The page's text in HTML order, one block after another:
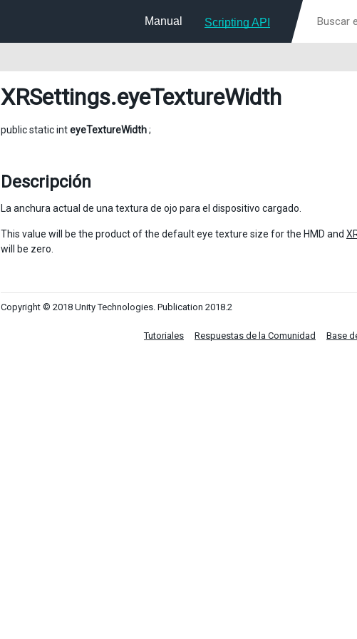
Manual Scripting API
XRSettings.eyeTextureWidth
public static inteyeTextureWidth;
Descripción
La anchura actual de una textura de ojo para el dispositivo cargado.
This value will be the product of the default eye texture size for the HMD and
will be zero.
Copyright © 2018 Unity Technologies. Publication 2018.2
Tutoriales Respuestas de la Comunidad Base